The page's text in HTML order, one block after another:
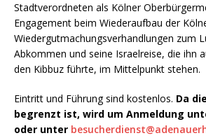
Stadtverordneten als Kölner
Engagement beim Wiederaufbau der
Wiedergutmachungsverhandlungen zum
Abkommen und seine Israelreise, die ihn
den Kibbuz führte, im Mittelpunkt stehen.
Eintritt und Führung sind kostenlos. Da
begrenzt ist, wird um Anmeldung
oder unter